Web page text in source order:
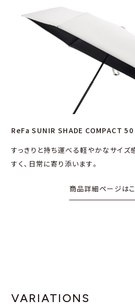
ReFa SUNIR SHADE COMPACT 50
すっきりと持ち運べる軽やかなサイズ
すく、⽇常に寄り添います。
商品詳細ページは
VARIATIONS